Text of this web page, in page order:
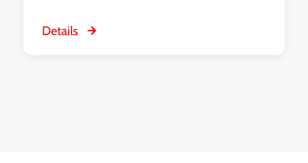
Details